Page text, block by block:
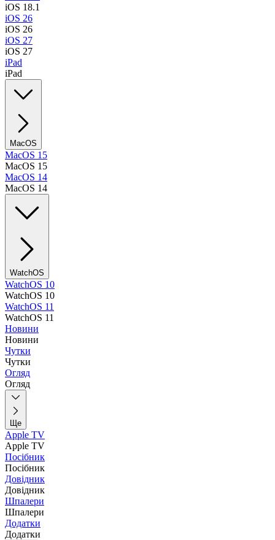
iOS 18.1
iOS 26
iOS 26
iOS 27
iOS 27
iPad
iPad
MacOS
MacOS 15
MacOS 15
MacOS 14
MacOS 14
WatchOS
WatchOS 10
WatchOS 10
WatchOS 11
WatchOS 11
Новини
Новини
Чутки
Чутки
Огляд
Огляд
Ще
Apple TV
Apple TV
Посібник
Посібник
Довідник
Довідник
Шпалери
Шпалери
Додатки
Додатки